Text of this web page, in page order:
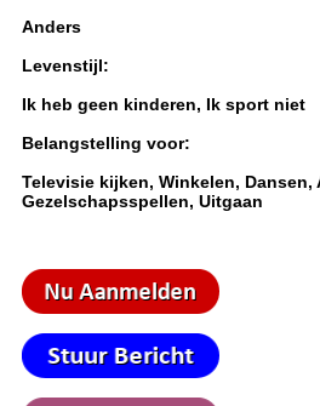
Anders
Levenstijl:
Ik heb geen kinderen, Ik sport niet
Belangstelling voor:
Televisie kijken, Winkelen, Dansen,
Gezelschapsspellen, Uitgaan